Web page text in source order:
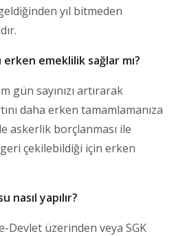
yıl bitmeden
emeklilik sağlar mı?
gün sayınızı artırarak
daha erken tamamlamanıza
askerlik borçlanması ile
çekilebildiği için erken
nasıl yapılır?
Devlet üzerinden veya SGK